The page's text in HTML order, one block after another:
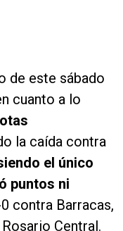
de este sábado
cuanto a lo
la caída contra
el único
puntos ni
contra Barracas,
Central.